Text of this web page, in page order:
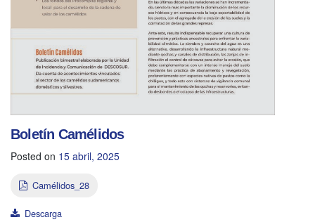
Boletín Camélidos
Posted on 15 abril, 2025
Camélidos_28
Descarga